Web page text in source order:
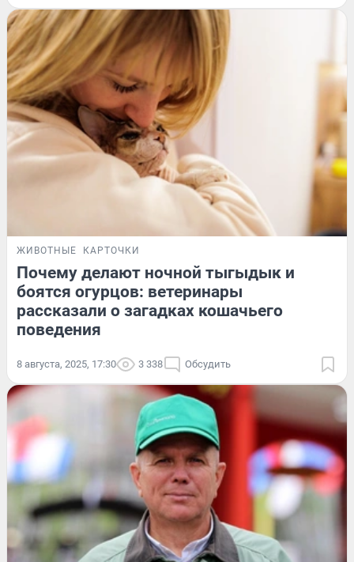
ЖИВОТНЫЕ КАРТОЧКИ
Почему делают ночной тыгыдык и
боятся огурцов: ветеринары
рассказали о загадках кошачьего
поведения
8 августа, 2025, 17:30 3 338 Обсудить